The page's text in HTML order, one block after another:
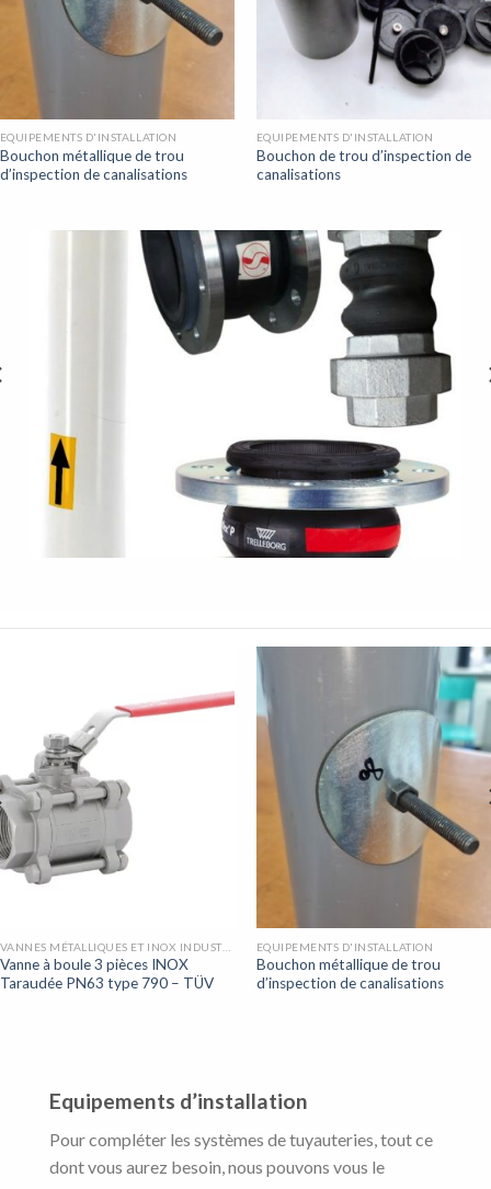
EQUIPEMENTS D'INSTALLATION
Bouchon métallique de trou
d’inspection de canalisations
EQUIPEMENTS D'INSTALLATION
Bouchon de trou d’inspection de
canalisations
VANNES MÉTALLIQUES ET INOX INDUSTRIELLES
Vanne à boule 3 pièces INOX
Taraudée PN63 type 790 – TÜV
EQUIPEMENTS D'INSTALLATION
Bouchon métallique de trou
d’inspection de canalisations
Equipements d’installation
Pour compléter les systèmes de tuyauteries, tout ce
dont vous aurez besoin, nous pouvons vous le